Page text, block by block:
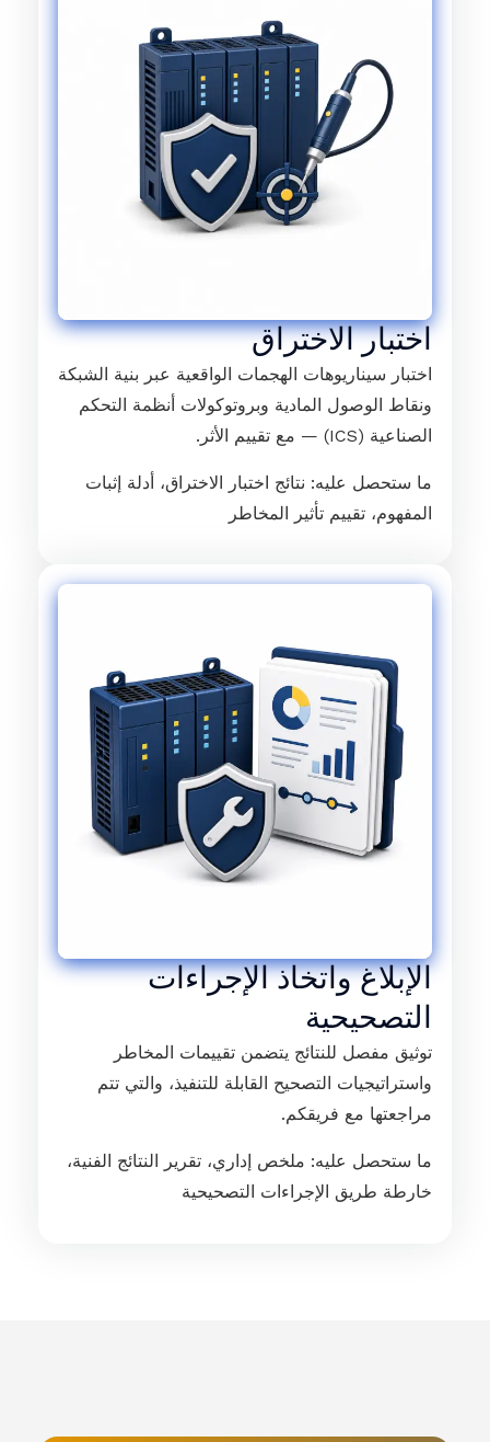
اختبار الاختراق
اختبار سيناريوهات الهجمات الواقعية عبر بنية الشبكة
ونقاط الوصول المادية وبروتوكولات أنظمة التحكم
الصناعية (ICS) — مع تقييم الأثر.
ما ستحصل عليه: نتائج اختبار الاختراق، أدلة إثبات
المفهوم، تقييم تأثير المخاطر
الإبلاغ واتخاذ الإجراءات
التصحيحية
توثيق مفصل للنتائج يتضمن تقييمات المخاطر
واستراتيجيات التصحيح القابلة للتنفيذ، والتي تتم
مراجعتها مع فريقكم.
ما ستحصل عليه: ملخص إداري، تقرير النتائج الفنية،
خارطة طريق الإجراءات التصحيحية